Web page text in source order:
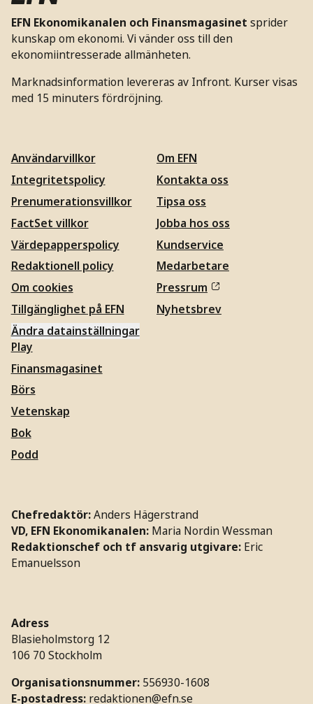
EFN Ekonomikanalen och Finansmagasinet sprider
kunskap om ekonomi. Vi vänder oss till den
ekonomiintresserade allmänheten.
Marknadsinformation levereras av Infront. Kurser visas
med 15 minuters fördröjning.
Användarvillkor
Integritetspolicy
Prenumerationsvillkor
FactSet villkor
Värdepapperspolicy
Redaktionell policy
Om cookies
Tillgänglighet på EFN
Ändra datainställningar
Om EFN
Kontakta oss
Tipsa oss
Jobba hos oss
Kundservice
Medarbetare
Pressrum
Nyhetsbrev
Play
Finansmagasinet
Börs
Vetenskap
Bok
Podd
Chefredaktör:Anders Hägerstrand
VD, EFN Ekonomikanalen: Maria Nordin Wessman
Redaktionschef och tf ansvarig utgivare: Eric
Emanuelsson
Adress
Blasieholmstorg 12
106 70 Stockholm
Organisationsnummer: 556930-1608
E-postadress: redaktionen@efn.se